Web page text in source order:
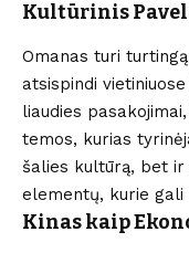
Kultūrinis
Omanas turi
atsispindi
liaudies
temos, kurias
šalies kultūrą, bet ir
elementų, kurie
Kinas kaip